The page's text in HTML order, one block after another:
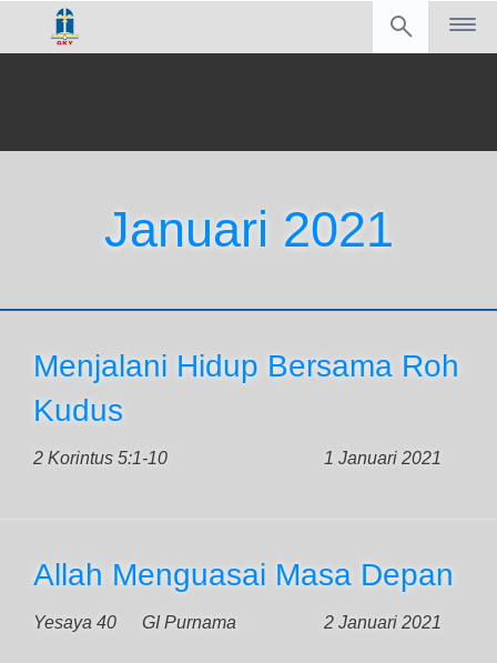
Januari 2021
Menjalani Hidup Bersama Roh
Kudus
2 Korintus 5:1-10 1 Januari 2021
Allah Menguasai Masa Depan
Yesaya 40 2 Januari 2021
GI Purnama